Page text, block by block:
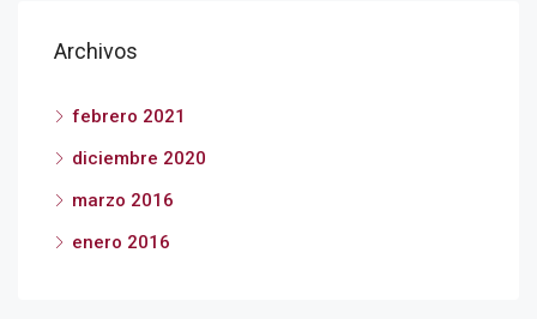
Archivos
febrero 2021
diciembre 2020
marzo 2016
enero 2016